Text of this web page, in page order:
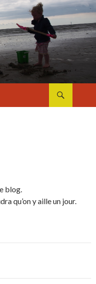
blog.
qu’on y aille un jour.